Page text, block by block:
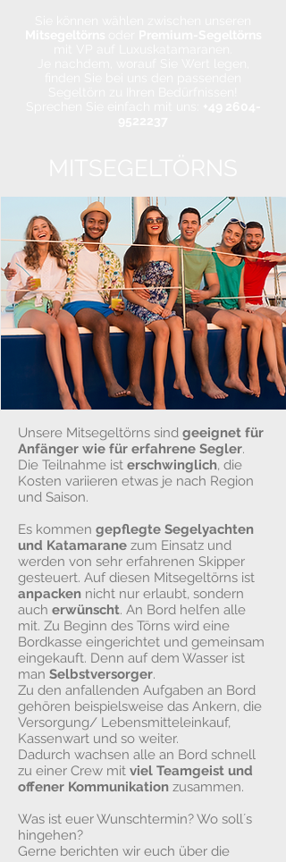
Unsere Mitsegeltörns sind geeignet für
Anfänger wie für erfahrene Segler.
Die Teilnahme ist erschwinglich, die
Kosten variieren etwas je nach Region
und Saison.
Es kommen gepflegte Segelyachten
und Katamarane zum Einsatz und
werden von sehr erfahrenen Skipper
gesteuert. Auf diesen Mitsegeltörns ist
anpacken nicht nur erlaubt, sondern
auch erwünscht. An Bord helfen alle
mit. Zu Beginn des Törns wird eine
Bordkasse eingerichtet und gemeinsam
eingekauft. Denn auf dem Wasser ist
man Selbstversorger.
Zu den anfallenden Aufgaben an Bord
gehören beispielsweise das Ankern, die
Versorgung/ Lebensmitteleinkauf,
Kassenwart und so weiter.
Dadurch wachsen alle an Bord schnell
zu einer Crew mit viel Teamgeist und
offener Kommunikation zusammen.
Was ist euer Wunschtermin? Wo soll´s
hingehen?
Gerne berichten wir euch über die